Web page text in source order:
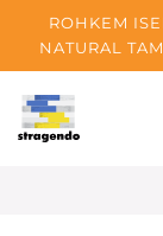
ROHKEM
NATURAL
Tallinn